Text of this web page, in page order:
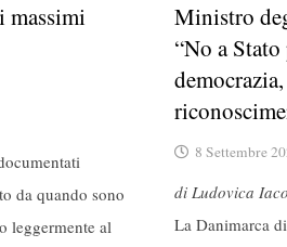
massimi
da quando sono
leggermente al
Ministro
“No a Stato
8 Settembre
di Ludovica
La Danimarca